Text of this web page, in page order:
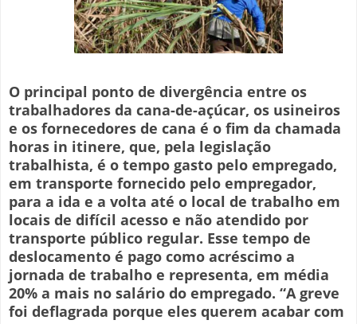
O principal ponto de divergência entre os
trabalhadores da cana-de-açúcar, os usineiros
e os fornecedores de cana é o fim da chamada
horas in itinere, que, pela legislação
trabalhista, é o tempo gasto pelo empregado,
em transporte fornecido pelo empregador,
para a ida e a volta até o local de trabalho em
locais de difícil acesso e não atendido por
transporte público regular. Esse tempo de
deslocamento é pago como acréscimo a
jornada de trabalho e representa, em média
20% a mais no salário do empregado. “A greve
foi deflagrada porque eles querem acabar com